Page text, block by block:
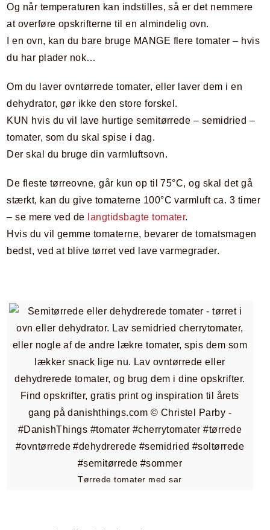
Og når temperaturen kan indstilles, så er det nemmere
at overføre opskrifterne til en almindelig ovn.
I en ovn, kan du bare bruge MANGE flere tomater – hvis
du har plader nok…
Om du laver ovntørrede tomater, eller laver dem i en
dehydrator, gør ikke den store forskel.
KUN hvis du vil lave hurtige semitørrede – semidried –
tomater, som du skal spise i dag.
Der skal du bruge din varmluftsovn.
De fleste tørreovne, går kun op til 75°C, og skal det gå
stærkt, kan du give tomaterne 100°C varmluft ca. 3 timer
– se mere ved de langtidsbagte tomater.
Hvis du vil gemme tomaterne, bevarer de tomatsmagen
bedst, ved at blive tørret ved lave varmegrader.
Tørrede tomater med sar